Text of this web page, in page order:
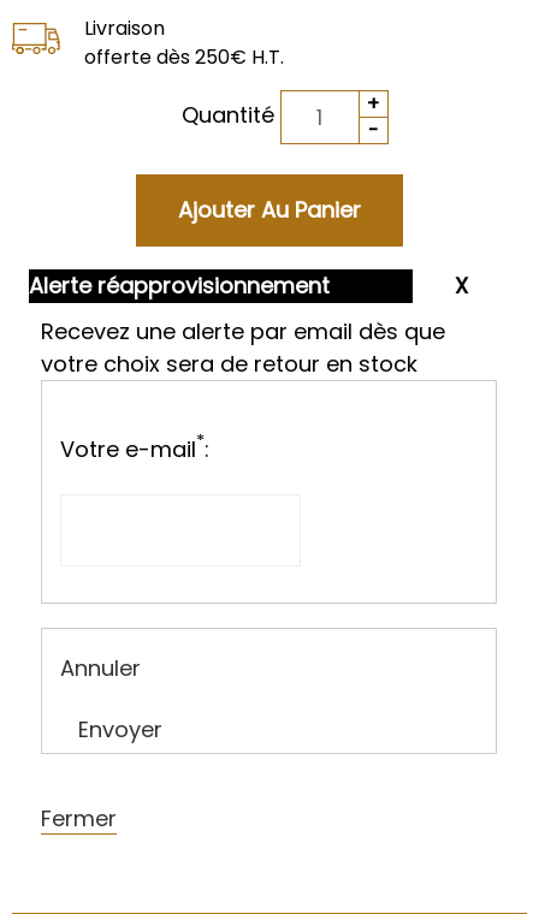
Livraison
offerte dès 250€ H.T.
Quantité
Alerte réapprovisionnement
Recevez une alerte par email dès que
votre choix sera de retour en stock
Votre e-mail*:
Annuler
Envoyer
Fermer